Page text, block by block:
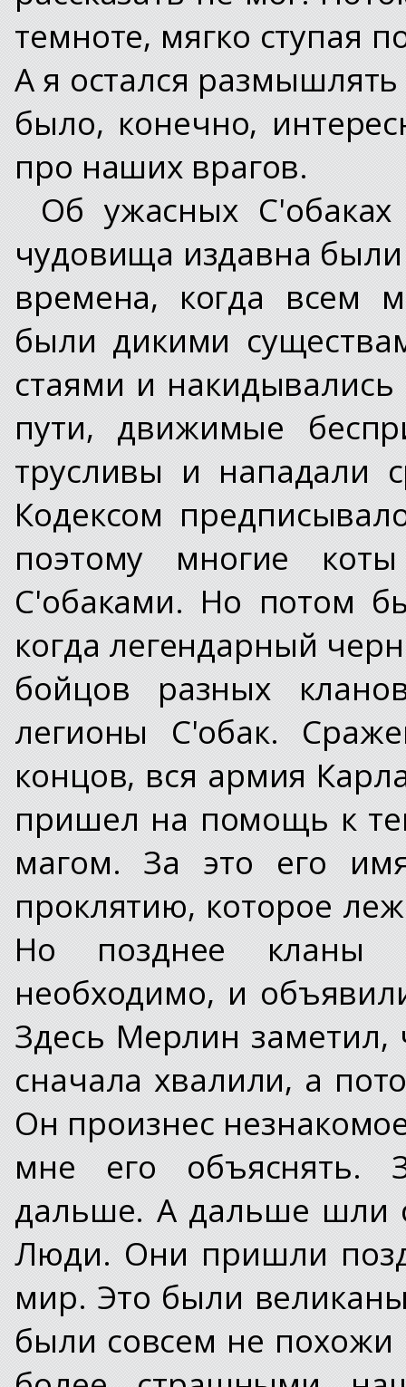
темноте, мягко ступая
А я остался
было, конечно,
про наших врагов.
Об ужасных
чудовища издавна
времена, когда всем
были дикими
стаями и
пути, движимые
трусливы и нападали
Кодексом
поэтому многие
С'обаками. Но потом
когда легендарный
бойцов разных
легионы С'обак.
концов, вся армия
пришел на помощь к
магом. За это его
проклятию, которое
Но позднее кланы
необходимо, и
Здесь Мерлин заметил,
сначала хвалили, а
Он произнес
мне его объяснять.
дальше. А дальше шли
Люди. Они пришли
мир. Это были
были совсем не похожи